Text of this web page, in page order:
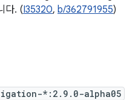
다. (I35320, b/362791955)
*:2.9.0-alpha05